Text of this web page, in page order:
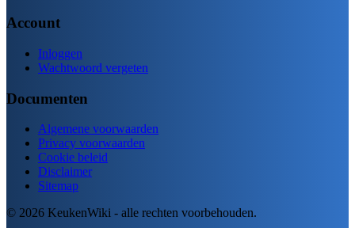
Account
Inloggen
Wachtwoord vergeten
Documenten
Algemene voorwaarden
Privacy voorwaarden
Cookie beleid
Disclaimer
Sitemap
© 2026 KeukenWiki - alle rechten voorbehouden.